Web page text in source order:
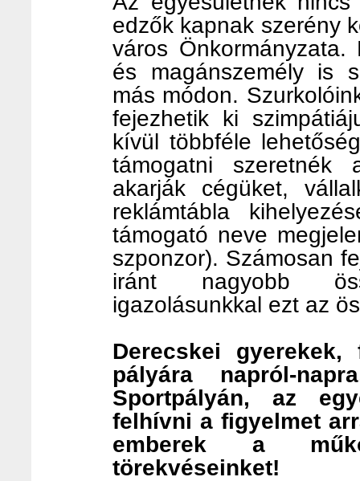
edzők kapnak szerény
város
és magánszemély is
más módon.
fejezhetik ki
kívül többféle
támogatni szeretnék
akarják cégüket,
reklámtábla
támogató neve
szponzor). Számosan
iránt nagyobb
igazolásunkkal ezt az
Derecskei
pályára napról-
Sportpályán, az
felhívni a figyelmet
emberek a
törekvéseinket!